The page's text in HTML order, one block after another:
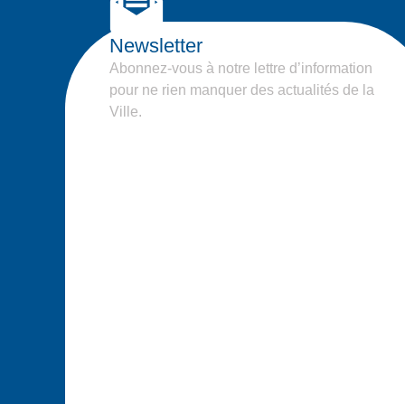
Newsletter
Abonnez-vous à notre lettre d’information
pour ne rien manquer des actualités de la
Ville.